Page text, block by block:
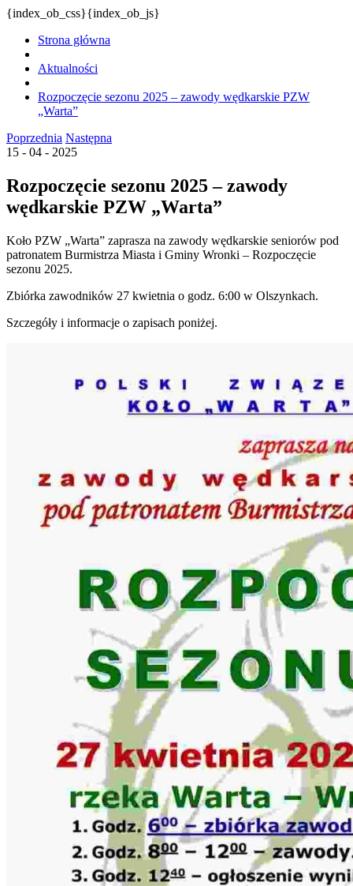
{index_ob_css}{index_ob_js}
Strona główna
Aktualności
Rozpoczęcie sezonu 2025 – zawody wędkarskie PZW
„Warta”
Poprzednia Następna
15 - 04 - 2025
Rozpoczęcie sezonu 2025 – zawody
wędkarskie PZW „Warta”
Koło PZW „Warta” zaprasza na zawody wędkarskie seniorów pod
patronatem Burmistrza Miasta i Gminy Wronki – Rozpoczęcie
sezonu 2025.
Zbiórka zawodników 27 kwietnia o godz. 6:00 w Olszynkach.
Szczegóły i informacje o zapisach poniżej.